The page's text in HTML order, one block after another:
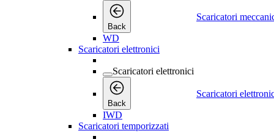
Back
Scaricatori
WD
Scaricatori elettronici
Scaricatori elettronici
Back
Scaricatori
IWD
Scaricatori temporizzati